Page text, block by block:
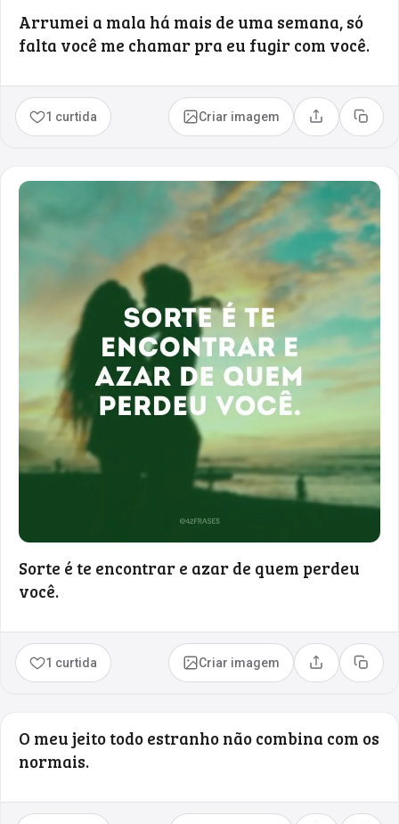
Arrumei a mala há mais de uma semana, só
falta você me chamar pra eu fugir com você.
1 curtida Criar imagem Compartilhar
Copiar
Sorte é te encontrar e azar de quem perdeu
você.
1 curtida Criar imagem Compartilhar
Copiar
O meu jeito todo estranho não combina com os
normais.